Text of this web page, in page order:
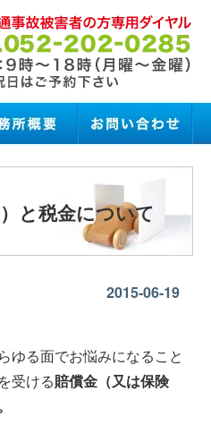
と税金について
2015-06-19
ゆる面でお悩みになること
受ける賠償金（又は保険